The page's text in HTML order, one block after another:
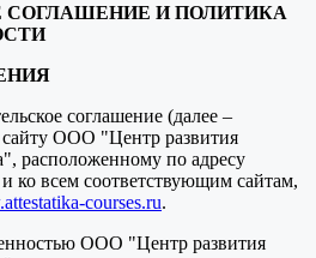
СОГЛАШЕНИЕ И ПОЛИТИКА
соглашение (далее –
сайту ООО "Центр развития
расположенному по адресу
и ко всем соответствующим сайтам,
courses.ru.
ООО "Центр развития